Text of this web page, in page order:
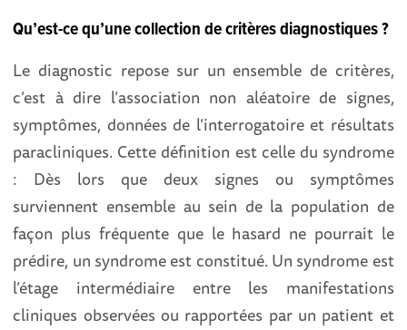
Qu’est-ce qu’une collection de critères diagnostiques ?
Le diagnostic repose sur un ensemble de critères,
c’est à dire l’association non aléatoire de signes,
symptômes, données de l’interrogatoire et résultats
paracliniques. Cette définition est celle du syndrome
: Dès lors que deux signes ou symptômes
surviennent ensemble au sein de la population de
façon plus fréquente que le hasard ne pourrait le
prédire, un syndrome est constitué. Un syndrome est
l’étage intermédiaire entre les manifestations
cliniques observées ou rapportées par un patient et